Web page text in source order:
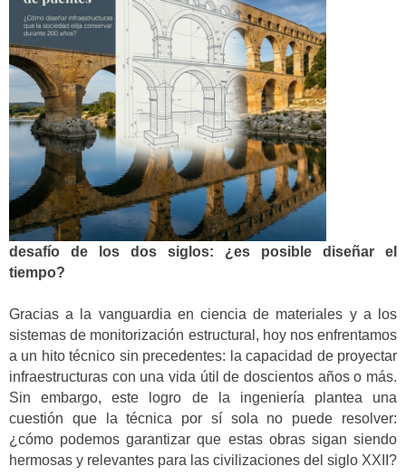
desafío de los dos siglos: ¿es posible diseñar el
tiempo?
Gracias a la vanguardia en ciencia de materiales y a los
sistemas de monitorización estructural, hoy nos enfrentamos
a un hito técnico sin precedentes: la capacidad de proyectar
infraestructuras con una vida útil de doscientos años o más.
Sin embargo, este logro de la ingeniería plantea una
cuestión que la técnica por sí sola no puede resolver:
¿cómo podemos garantizar que estas obras sigan siendo
hermosas y relevantes para las civilizaciones del siglo XXII?